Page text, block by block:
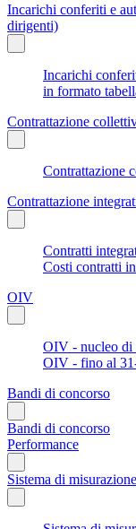
Incarichi conferiti e
dirigenti)
Incarichi
in formato
Contrattazione
Contrattazione
Contrattazione
Contratti
Costi contratti
OIV
OIV - nucleo di
OIV - fino al
Bandi di concorso
Bandi di concorso
Performance
Sistema di